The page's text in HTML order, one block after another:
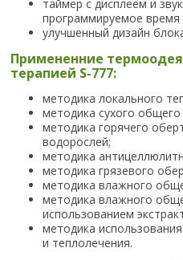
таймер с дисплеем и
программируемое время
улучшенный дизайн
Примененние
терапией S-777:
методика локального
методика сухого
методика горячего
водорослей;
методика
методика грязевого
методика влажного
методика влажного
использованием
методика
и теплолечения.